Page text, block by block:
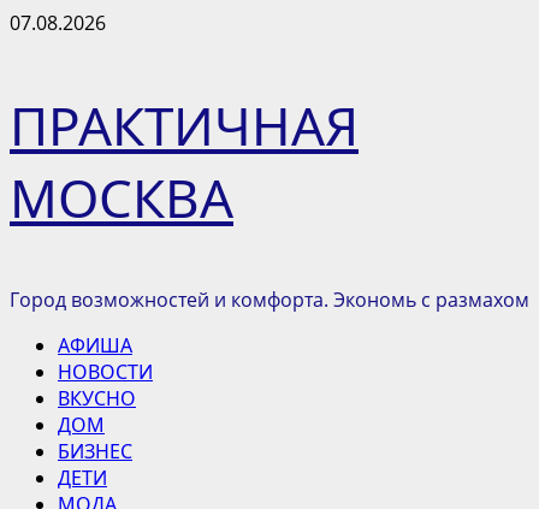
Перейти
07.08.2026
ПРАКТИЧНАЯ
МОСКВА
Город возможностей и комфорта. Экономь с размахом
Основное
меню
АФИША
НОВОСТИ
ВКУСНО
ДОМ
БИЗНЕС
ДЕТИ